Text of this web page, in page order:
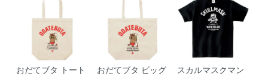
おだてブタ トート
おだてブタ ビッグ
スカルマスクマン